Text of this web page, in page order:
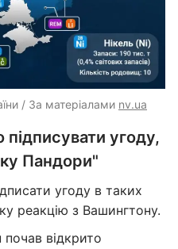
/ За матеріалами nv.ua
угоду,
Пандори"
угоду в таких
реакцію з Вашингтону.
почав відкрито